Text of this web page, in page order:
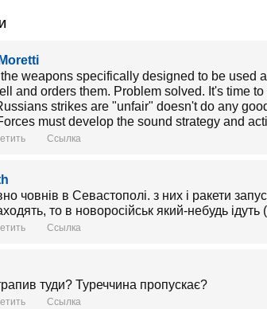
weapons specifically designed to be used
and orders them. Problem solved. It's time
strikes are "unfair" doesn't do any
must develop the sound strategy and
Ссылка
човнів в Севастополі. з них і ракети
то в новоросійськ який-небудь ідуть
Ссылка
туди? Туреччина пропускає?
Ссылка